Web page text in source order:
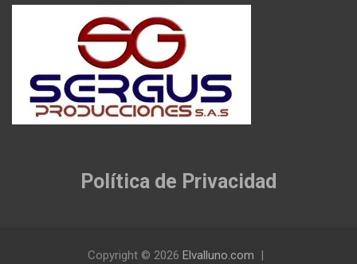
Política de Privacidad
Copyright © 2026 Elvalluno.com